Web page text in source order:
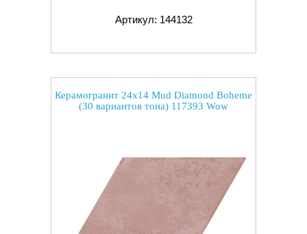
Артикул: 144132
Керамогранит 24x14 Mud Diamond Boheme
(30 вариантов тона) 117393 Wow